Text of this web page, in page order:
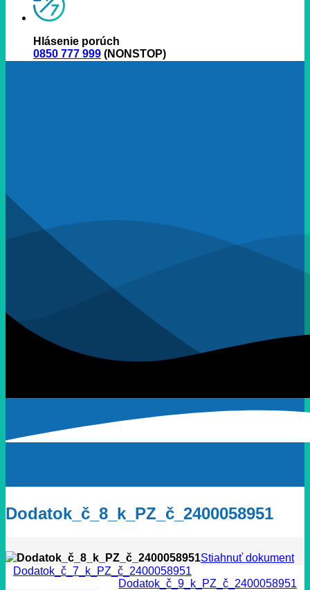
Hlásenie porúch
0850 777 999 (NONSTOP)
Dodatok_č_8_k_PZ_č_2400058951
Dodatok_č_8_k_PZ_č_2400058951Stiahnuť dokument
Dodatok_č_7_k_PZ_č_2400058951
Dodatok_č_9_k_PZ_č_2400058951